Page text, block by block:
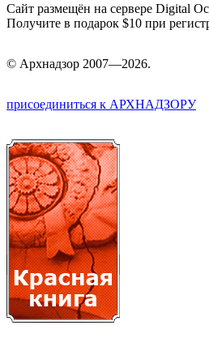
Сайт размещён на сервере Digital
Получите в подарок $10 при
© Архнадзор 2007—2026.
присоединиться к АРХНАДЗОРУ